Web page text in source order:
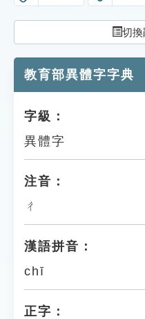
貓頭鷹博士
切
教育部異體字字典
字級：
異體字
注音：
ㄔ
漢語拼音：
chī
正字：